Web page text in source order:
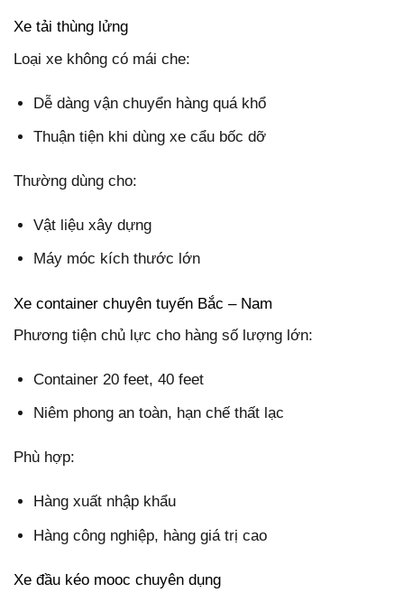
Xe tải thùng lửng
Loại xe không có mái che:
Dễ dàng vận chuyển hàng quá khổ
Thuận tiện khi dùng xe cẩu bốc dỡ
Thường dùng cho:
Vật liệu xây dựng
Máy móc kích thước lớn
Xe container chuyên tuyến Bắc – Nam
Phương tiện chủ lực cho hàng số lượng lớn:
Container 20 feet, 40 feet
Niêm phong an toàn, hạn chế thất lạc
Phù hợp:
Hàng xuất nhập khẩu
Hàng công nghiệp, hàng giá trị cao
Xe đầu kéo mooc chuyên dụng